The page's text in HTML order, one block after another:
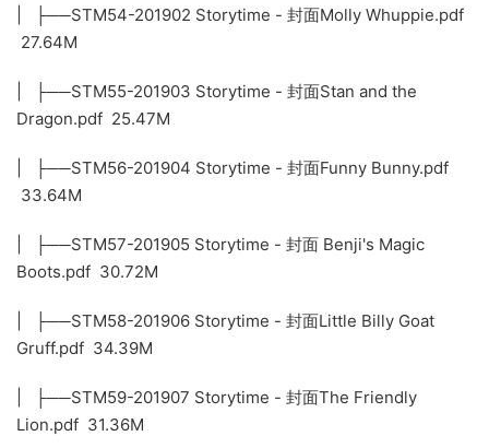
| ├──STM54-201902 Storytime - 封面Molly Whuppie.pdf
27.64M
| ├──STM55-201903 Storytime - 封面Stan and the
Dragon.pdf 25.47M
| ├──STM56-201904 Storytime - 封面Funny Bunny.pdf
33.64M
| ├──STM57-201905 Storytime - 封面 Benji's Magic
Boots.pdf 30.72M
| ├──STM58-201906 Storytime - 封面Little Billy Goat
Gruff.pdf 34.39M
| ├──STM59-201907 Storytime - 封面The Friendly
Lion.pdf 31.36M